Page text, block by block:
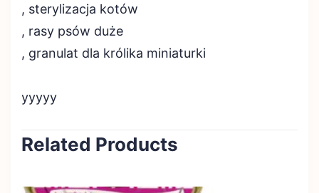
, sterylizacja kotów
, rasy psów duże
, granulat dla królika miniaturki
yyyyy
Related Products